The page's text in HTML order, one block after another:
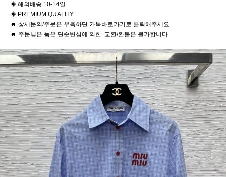
◈ 해외배송 10-14일
◈ PREMIUM QUALITY
☻ 상세문의/주문은 우측하단 카톡바로가기로 클릭해주세요
☻ 주문넣은 품은 단순변심에 의한 교환/환불은 불가합니다